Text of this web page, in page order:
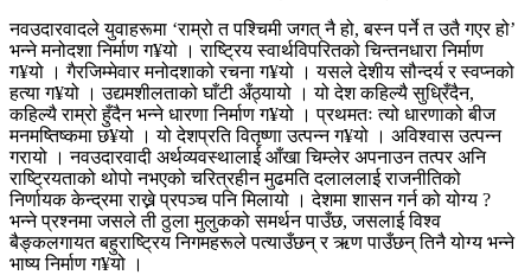
नवउदारवादले युवाहरूमा ‘राम्रो त पश्चिमी जगत् नै हो, बस्न पर्ने त उतै गएर हो’
भन्ने मनोदशा निर्माण ग¥यो । राष्ट्रिय स्वार्थविपरितको चिन्तनधारा निर्माण
ग¥यो । गैरजिम्मेवार मनोदशाको रचना ग¥यो । यसले देशीय सौन्दर्य र स्वप्नको
हत्या ग¥यो । उद्यमशीलताको घाँटी अँठ्यायो । यो देश कहिल्यै सुध्रिँदैन,
कहिल्यै राम्रो हुँदैन भन्ने धारणा निर्माण ग¥यो । प्रथमतः त्यो धारणाको बीज
मनमष्तिष्कमा छ¥यो । यो देशप्रति वितृष्णा उत्पन्न ग¥यो । अविश्वास उत्पन्न
गरायो । नवउदारवादी अर्थव्यवस्थालाई आँखा चिम्लेर अपनाउन तत्पर अनि
राष्ट्रियताको थोपो नभएको चरित्रहीन मुढमति दलाललाई राजनीतिको
निर्णायक केन्द्रमा राख्ने प्रपञ्च पनि मिलायो । देशमा शासन गर्न को योग्य ?
भन्ने प्रश्नमा जसले ती ठुला मुलुकको समर्थन पाउँछ, जसलाई विश्व
बैङ्कलगायत बहुराष्ट्रिय निगमहरूले पत्याउँछन् र ऋण पाउँछन् तिनै योग्य भन्ने
भाष्य निर्माण ग¥यो ।